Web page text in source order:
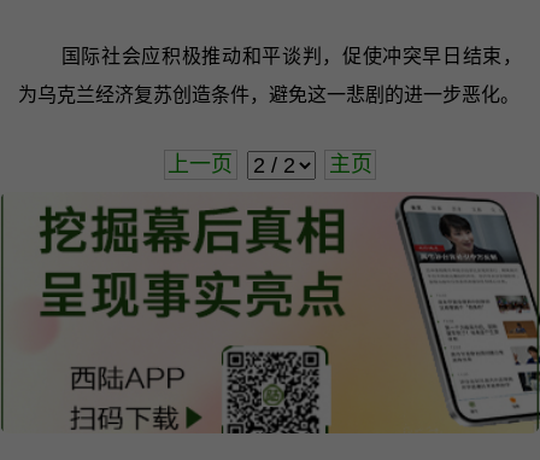
国际社会应积极推动和平谈判，促使冲突早日结束，
为乌克兰经济复苏创造条件，避免这一悲剧的进一步恶化。
上一页 主页